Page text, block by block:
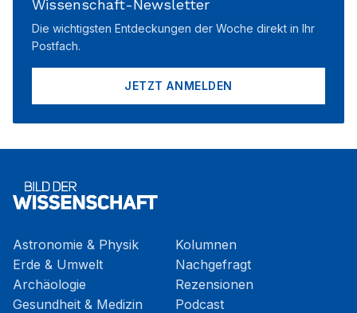
Wissenschaft-Newsletter
Die wichtigsten Entdeckungen der Woche direkt in Ihr
Postfach.
JETZT ANMELDEN
Astronomie & Physik
Erde & Umwelt
Archäologie
Gesundheit & Medizin
Kolumnen
Nachgefragt
Rezensionen
Podcast